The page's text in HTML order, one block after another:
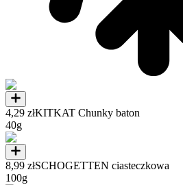
4,29 złKITKAT Chunky baton
40g
8,99 złSCHOGETTEN ciasteczkowa
100g